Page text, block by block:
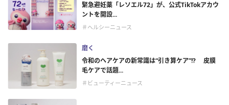
緊急避妊薬「レソエル72」が、公式TikTokアカウ
ントを開設...
＃ヘルシーニュース
磨く
令和のヘアケアの新常識は“引き算ケア”!? 皮膜
毛ケアで話題...
＃ビューティーニュース